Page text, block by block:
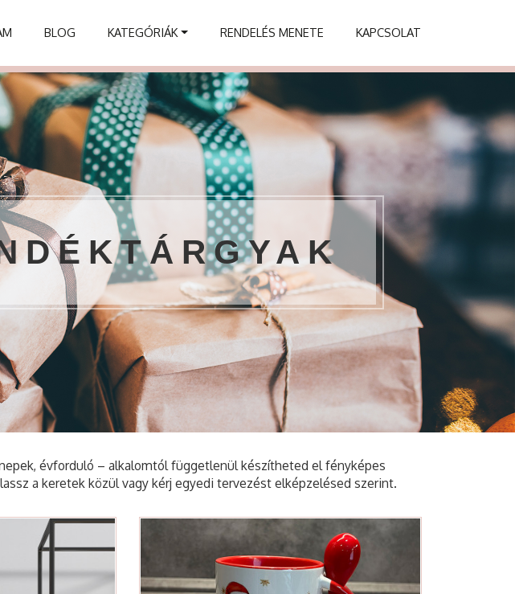
BLOG KATEGÓRIÁK RENDELÉS MENETE KAPCSOLAT
évforduló – alkalomtól függetlenül készítheted el fényképes
a keretek közül vagy kérj egyedi tervezést elképzelésed szerint.